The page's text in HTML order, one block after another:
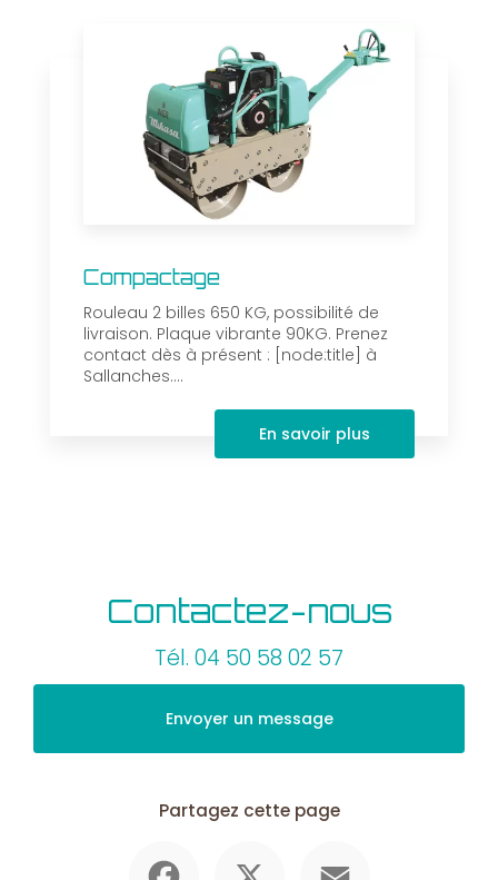
Compactage
Rouleau 2 billes 650 KG, possibilité de
livraison. Plaque vibrante 90KG. Prenez
contact dès à présent : [node:title] à
Sallanches....
En savoir plus
Contactez-nous
Tél. 04 50 58 02 57
Envoyer un message
Partagez cette page